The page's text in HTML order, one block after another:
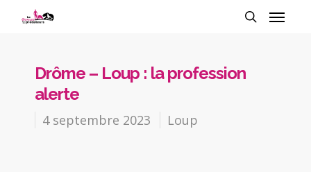
Drôme – Loup : la profession
alerte
4 septembre 2023 Loup